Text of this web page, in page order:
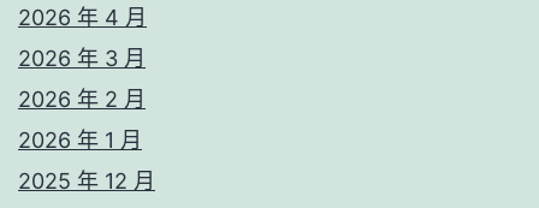
2026 年 4 月
2026 年 3 月
2026 年 2 月
2026 年 1 月
2025 年 12 月